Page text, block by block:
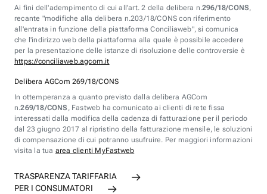
Ai fini dell'adempimento di cui all'art. 2 della delibera n.296/18/CONS,
recante "modifiche alla delibera n.203/18/CONS con riferimento
all'entrata in funzione della piattaforma Conciliaweb", si comunica
che l'indirizzo web della piattaforma alla quale è possibile accedere
per la presentazione delle istanze di risoluzione delle controversie è
https://conciliaweb.agcom.it
Delibera AGCom 269/18/CONS
In ottemperanza a quanto previsto dalla delibera AGCom
n.269/18/CONS , Fastweb ha comunicato ai clienti di rete fissa
interessati dalla modifica della cadenza di fatturazione per il periodo
dal 23 giugno 2017 al ripristino della fatturazione mensile, le soluzioni
di compensazione di cui potranno usufruire. Per maggiori informazioni
visita la tua area clienti MyFastweb
TRASPARENZA TARIFFARIA
PER I CONSUMATORI